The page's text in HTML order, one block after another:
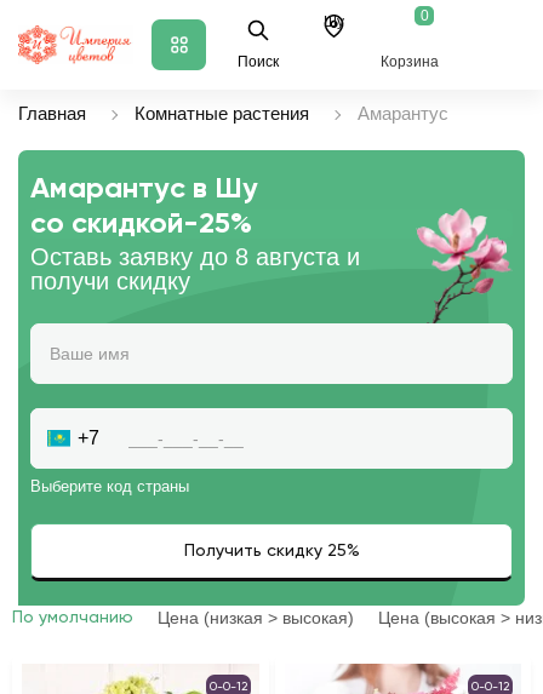
Поиск
Шу 0
Корзина
Главная Комнатные растения Амарантус
Амарантус в Шу
со скидкой-25%
Оставь заявку до 8 августа и
получи скидку
+7
Выберите код страны
По умолчанию Цена (низкая > высокая) Цена (высокая >
0-0-12 0-0-12